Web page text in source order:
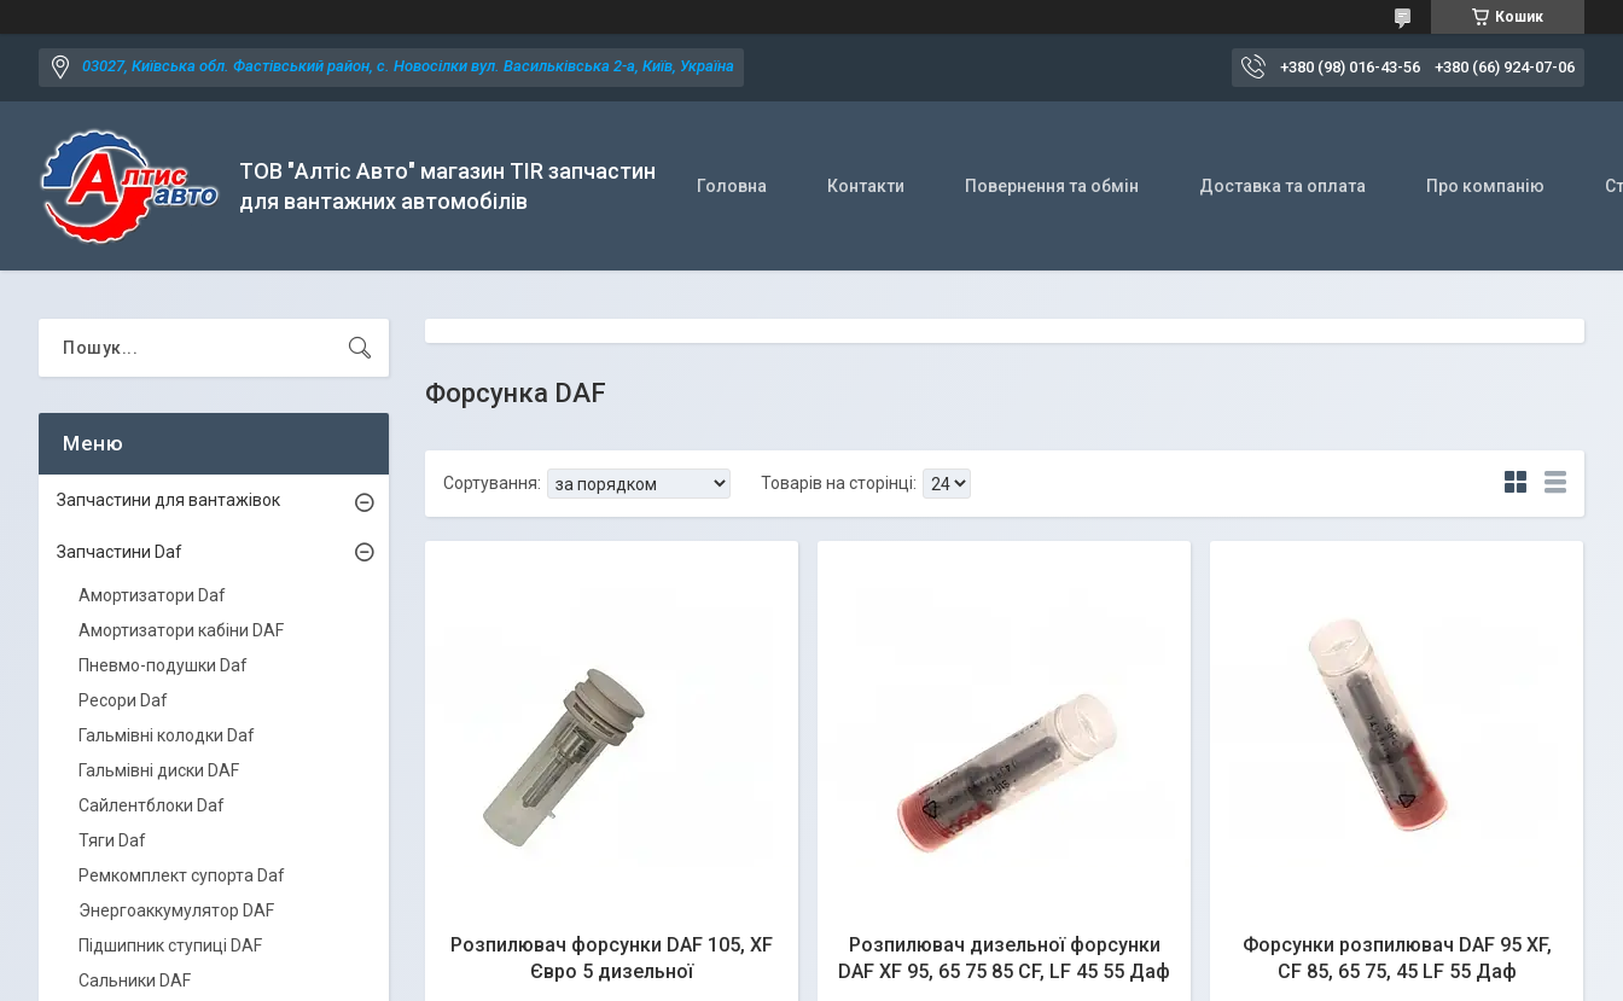
Кошик
03027, Київська обл. Фастівський район, с. Новосілки вул. Васильківська 2-а, Київ, Україна +380 (98) 016-43-56 +380 (66) 924-07-06
ТОВ "Алтіс Авто" магазин TIR запчастин
для вантажних автомобілів
Головна Контакти Повернення та обмін Доставка та оплата Про компанію
Форсунка DAF
Розпилювач форсунки DAF 105, XF
Євро 5 дизельної
Розпилювач дизельної форсунки
DAF XF 95, 65 75 85 CF, LF 45 55 Даф
Форсунки розпилювач DAF 95 XF,
CF 85, 65 75, 45 LF 55 Даф
Запчастини для вантажівок
Запчастини Daf
Амортизатори Daf
Амортизатори кабіни DAF
Пневмо-подушки Daf
Ресори Daf
Гальмівні колодки Daf
Гальмівні диски DAF
Сайлентблоки Daf
Тяги Daf
Ремкомплект супорта Daf
Энергоаккумулятор DAF
Підшипник ступиці DAF
Сальники DAF